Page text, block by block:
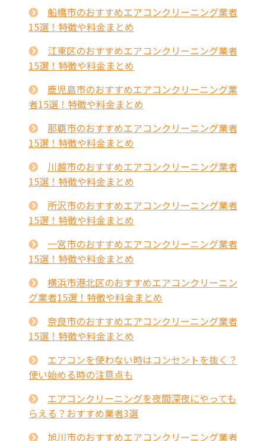
船橋市のおすすめエアコンクリーニング業者
15選！特徴や料金まとめ
江東区のおすすめエアコンクリーニング業者
15選！特徴や料金まとめ
鹿児島市のおすすめエアコンクリーニング業
者15選！特徴や料金まとめ
那覇市のおすすめエアコンクリーニング業者
15選！特徴や料金まとめ
川越市のおすすめエアコンクリーニング業者
15選！特徴や料金まとめ
所沢市のおすすめエアコンクリーニング業者
15選！特徴や料金まとめ
一宮市のおすすめエアコンクリーニング業者
15選！特徴や料金まとめ
横浜市港北区のおすすめエアコンクリーニン
グ業者15選！特徴や料金まとめ
奈良市のおすすめエアコンクリーニング業者
15選！特徴や料金まとめ
エアコンを使わない時はコンセントを抜く？
使い始める時の注意点も
エアコンクリーニングを夜間深夜にやっても
らえる？おすすめ業者3選
旭川市のおすすめエアコンクリーニング業者